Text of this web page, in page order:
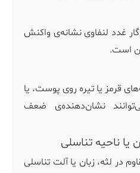
غدد لنفاوی نشانه‌ی واکنش
است.
قرمز یا تیره روی پوست، یا
نشان‌دهنده‌ی ضعف
در لثه، زبان یا آلت تناسلی